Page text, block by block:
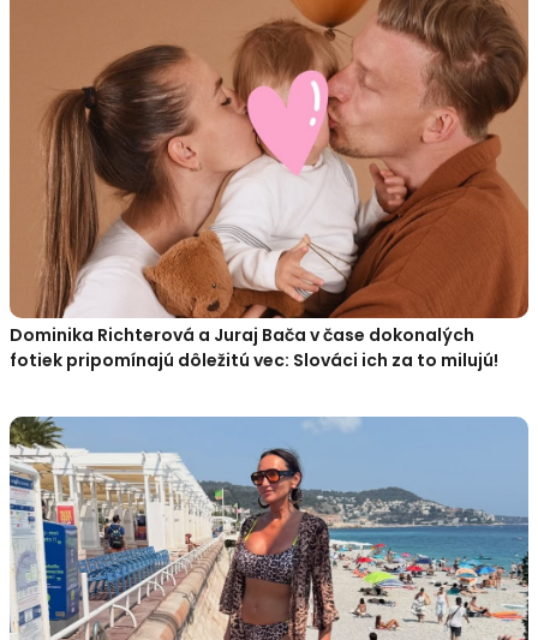
Dominika Richterová a Juraj Bača v čase dokonalých
fotiek pripomínajú dôležitú vec: Slováci ich za to milujú!